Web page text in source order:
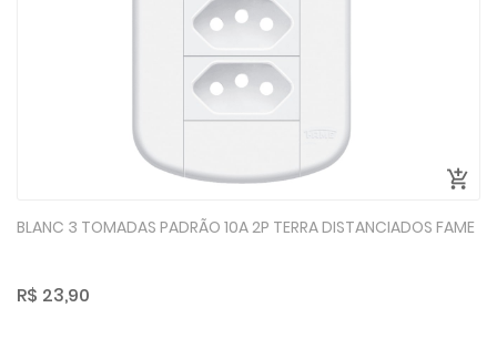
BLANC 3 TOMADAS PADRÃO 10A 2P TERRA DISTANCIADOS FAME
R$ 23,90